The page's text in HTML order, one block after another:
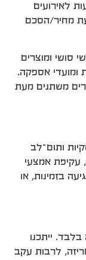
לאירועים
מחיר/הסכם
סושי ומוצרים
ומועדי אספקה.
משתנים מעת
חוקיות ותום־לב
עקיפת אמצעי
בזמינות, או
ייתכנו
לרבות עקב